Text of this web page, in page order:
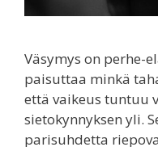
Väsymys on perhe-
paisuttaa minkä
että vaikeus tuntuu
sietokynnyksen yli.
parisuhdetta